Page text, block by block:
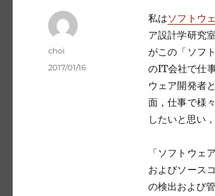
私はソフトウ
ア設計学研究
がこの「ソフ
のIT会社で仕
ウェア開発者
面，仕事で様
したいと思い
「ソフトウェ
およびソース
の検出および
Author
choi
Posted
2017/01/16